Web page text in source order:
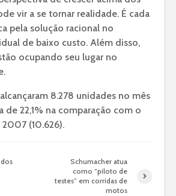
vir a se tornar realidade. É cada
pela solução racional no
de baixo custo. Além disso,
ocupando seu lugar no
8.278 unidades no mês
de 22,1% na comparação com o
(10.626).
Schumacher atua
como “piloto de
testes” em corridas de
motos